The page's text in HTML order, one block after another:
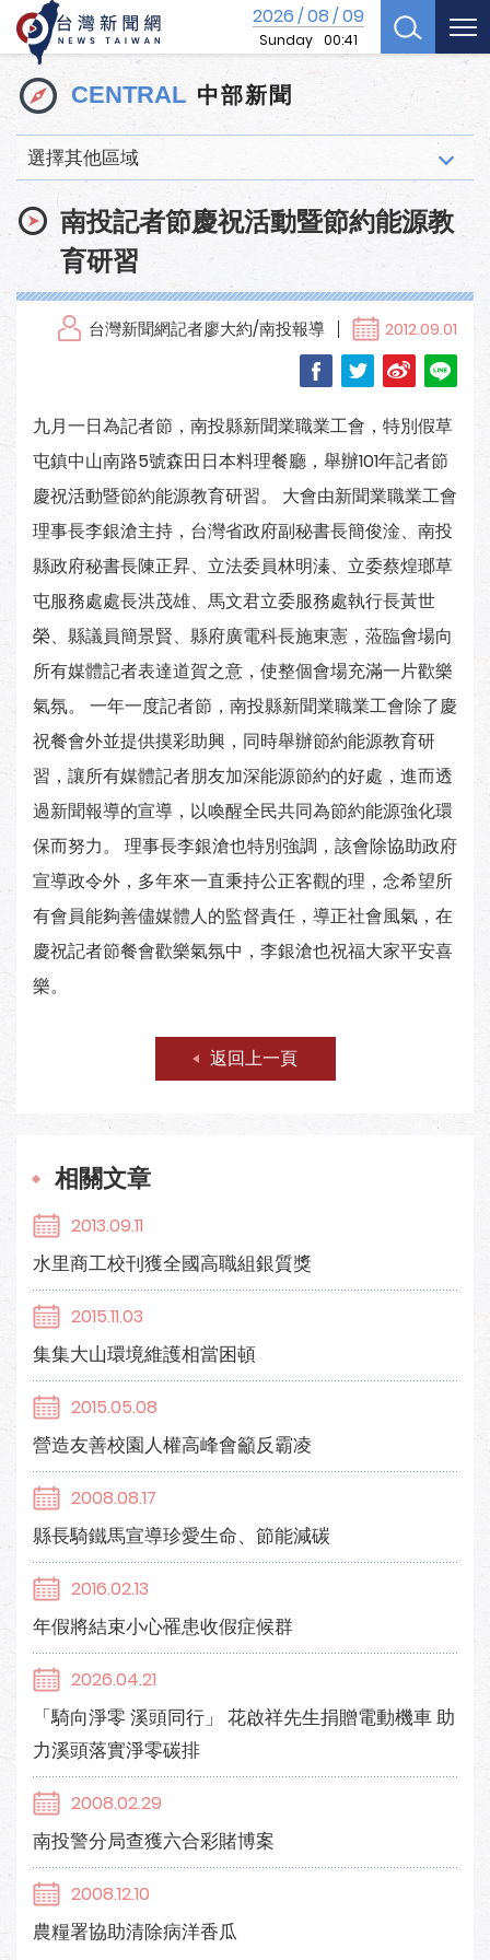
2026/08/09
Sunday 00:41
CENTRAL 中部新聞
選擇其他區域
南投記者節慶祝活動暨節約能源教
育研習
台灣新聞網記者廖大約/南投報導 2012.09.01
九月一日為記者節，南投縣新聞業職業工會，特別假草
屯鎮中山南路5號森田日本料理餐廳，舉辦101年記者節
慶祝活動暨節約能源教育研習。 大會由新聞業職業工會
理事長李銀滄主持，台灣省政府副秘書長簡俊淦、南投
縣政府秘書長陳正昇、立法委員林明溱、立委蔡煌瑯草
屯服務處處長洪茂雄、馬文君立委服務處執行長黃世
榮、縣議員簡景賢、縣府廣電科長施東憲，蒞臨會場向
所有媒體記者表達道賀之意，使整個會場充滿一片歡樂
氣氛。 一年一度記者節，南投縣新聞業職業工會除了慶
祝餐會外並提供摸彩助興，同時舉辦節約能源教育研
習，讓所有媒體記者朋友加深能源節約的好處，進而透
過新聞報導的宣導，以喚醒全民共同為節約能源強化環
保而努力。 理事長李銀滄也特別強調，該會除協助政府
宣導政令外，多年來一直秉持公正客觀的理，念希望所
有會員能夠善儘媒體人的監督責任，導正社會風氣，在
慶祝記者節餐會歡樂氣氛中，李銀滄也祝福大家平安喜
樂。
返回上一頁
相關文章
2013.09.11
水里商工校刊獲全國高職組銀質獎
2015.11.03
集集大山環境維護相當困頓
2015.05.08
營造友善校園人權高峰會籲反霸凌
2008.08.17
縣長騎鐵馬宣導珍愛生命、節能減碳
2016.02.13
年假將結束小心罹患收假症候群
2026.04.21
「騎向淨零 溪頭同行」 花啟祥先生捐贈電動機車 助
力溪頭落實淨零碳排
2008.02.29
南投警分局查獲六合彩賭博案
2008.12.10
農糧署協助清除病洋香瓜